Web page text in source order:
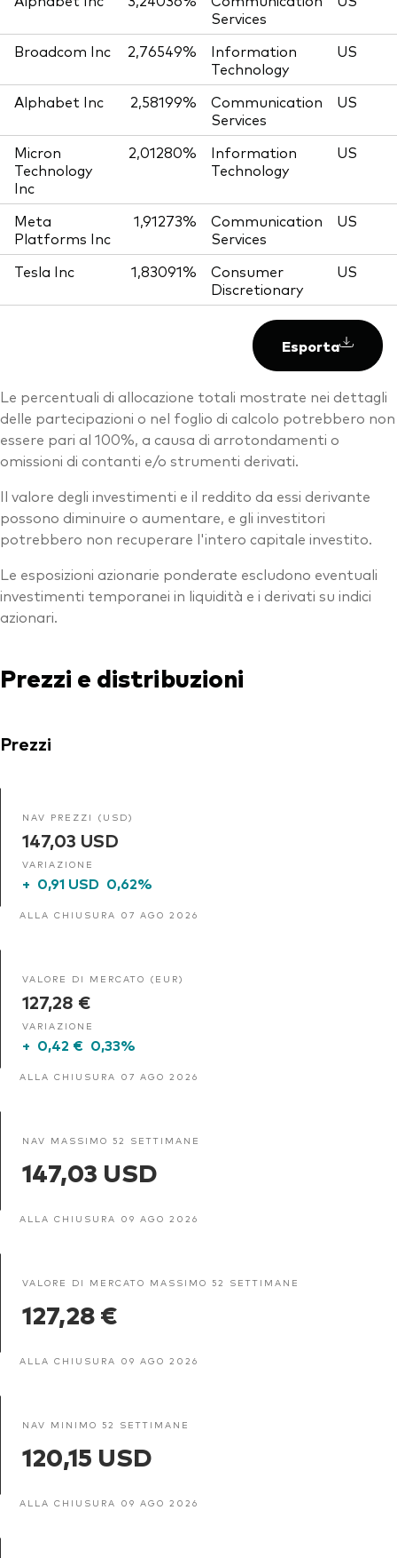
Services
Broadcom Inc 2,76549%
Information
Technology
US
Alphabet Inc 2,58199%
Communication
Services
US
Micron
Technology
Inc
2,01280%
Information
Technology
US
Meta
Platforms Inc
1,91273%
Communication
Services
US
Tesla Inc 1,83091%
Consumer
Discretionary
US
Esporta
Le percentuali di allocazione totali mostrate nei dettagli
delle partecipazioni o nel foglio di calcolo potrebbero non
essere pari al 100%, a causa di arrotondamenti o
omissioni di contanti e/o strumenti derivati.
Il valore degli investimenti e il reddito da essi derivante
possono diminuire o aumentare, e gli investitori
potrebbero non recuperare l'intero capitale investito.
Le esposizioni azionarie ponderate escludono eventuali
investimenti temporanei in liquidità e i derivati su indici
azionari.
Prezzi e distribuzioni
Prezzi
NAV PREZZI (USD)
147,03 USD
VARIAZIONE
+ 0,91 USD 0,62%
ALLA CHIUSURA 07 AGO 2026
VALORE DI MERCATO (EUR)
127,28 €
VARIAZIONE
+ 0,42 € 0,33%
ALLA CHIUSURA 07 AGO 2026
NAV MASSIMO 52 SETTIMANE
147,03 USD
ALLA CHIUSURA 09 AGO 2026
VALORE DI MERCATO MASSIMO 52 SETTIMANE
127,28 €
ALLA CHIUSURA 09 AGO 2026
NAV MINIMO 52 SETTIMANE
120,15 USD
ALLA CHIUSURA 09 AGO 2026